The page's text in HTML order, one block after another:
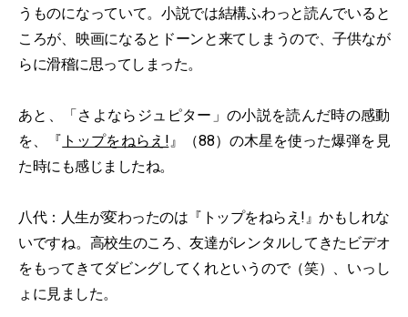
うものになっていて。小説では結構ふわっと読んでいると
ころが、映画になるとドーンと来てしまうので、子供なが
らに滑稽に思ってしまった。
あと、「さよならジュピター」の小説を読んだ時の感動
を、『 トップをねらえ!』（88）の木星を使った爆弾を見
た時にも感じましたね。
八代：人生が変わったのは『トップをねらえ!』かもしれな
いですね。高校生のころ、友達がレンタルしてきたビデオ
をもってきてダビングしてくれというので（笑）、いっし
ょに見ました。